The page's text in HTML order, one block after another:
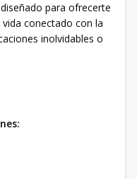
para ofrecerte
conectado con la
inolvidables o